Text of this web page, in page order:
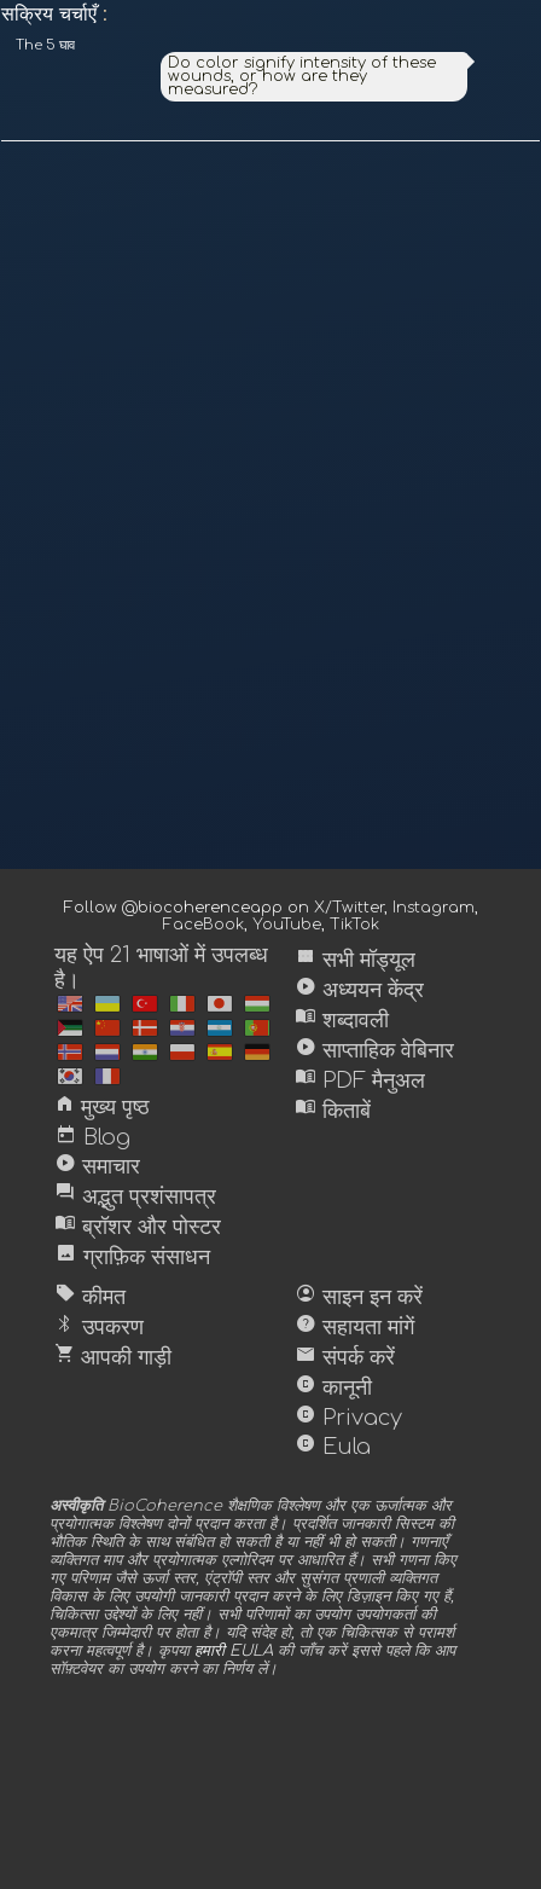
सक्रिय चर्चाएँ:
The 5 घाव
Do color signify intensity of these
wounds, or how are they
measured?
Follow @biocoherenceapp on X/Twitter, Instagram,
FaceBook, YouTube, TikTok
यह ऐप 21 भाषाओं में उपलब्ध
है।
home मुख्य पृष्ठ
today Blog
play_circle समाचार
forum अद्भुत प्रशंसापत्र
menu_book ब्रॉशर और पोस्टर
image ग्राफ़िक संसाधन
view_module सभी मॉड्यूल
play_circle अध्ययन केंद्र
menu_book शब्दावली
play_circle साप्ताहिक वेबिनार
menu_book PDF मैनुअल
menu_book किताबें
sell कीमत
bluetooth उपकरण
shopping_cart आपकी गाड़ी
account_circle साइन इन करें
help सहायता मांगें
mail संपर्क करें
copyright कानूनी
copyright Privacy
copyright Eula
अस्वीकृतिBioCoherence शैक्षणिक विश्लेषण और एक ऊर्जात्मक और
प्रयोगात्मक विश्लेषण दोनों प्रदान करता है। प्रदर्शित जानकारी सिस्टम की
भौतिक स्थिति के साथ संबंधित हो सकती है या नहीं भी हो सकती। गणनाएँ
व्यक्तिगत माप और प्रयोगात्मक एल्गोरिदम पर आधारित हैं। सभी गणना किए
गए परिणाम जैसे ऊर्जा स्तर, एंट्रॉपी स्तर और सुसंगत प्रणाली व्यक्तिगत
विकास के लिए उपयोगी जानकारी प्रदान करने के लिए डिज़ाइन किए गए हैं,
चिकित्सा उद्देश्यों के लिए नहीं। सभी परिणामों का उपयोग उपयोगकर्ता की
एकमात्र जिम्मेदारी पर होता है। यदि संदेह हो, तो एक चिकित्सक से परामर्श
करना महत्वपूर्ण है। कृपया हमारी EULA की जाँच करें इससे पहले कि आप
सॉफ़्टवेयर का उपयोग करने का निर्णय लें।